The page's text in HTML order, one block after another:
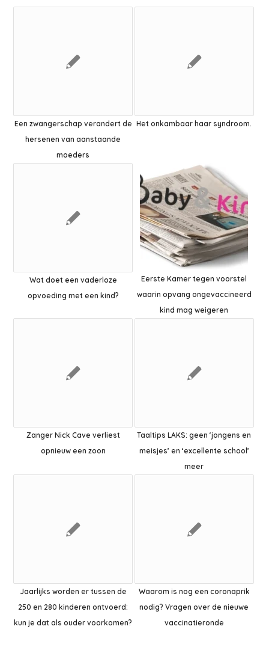
Een zwangerschap verandert de
hersenen van aanstaande
moeders
Het onkambaar haar syndroom.
Wat doet een vaderloze
opvoeding met een kind?
Eerste Kamer tegen voorstel
waarin opvang ongevaccineerd
kind mag weigeren
Zanger Nick Cave verliest
opnieuw een zoon
Taaltips LAKS: geen ‘jongens en
meisjes’ en ‘excellente school’
meer
Jaarlijks worden er tussen de
250 en 280 kinderen ontvoerd:
kun je dat als ouder voorkomen?
Waarom is nog een coronaprik
nodig? Vragen over de nieuwe
vaccinatieronde